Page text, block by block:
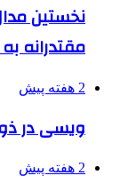
نخستین
مقتدرانه
2 هفته پیش
ویسی در
2 هفته پیش